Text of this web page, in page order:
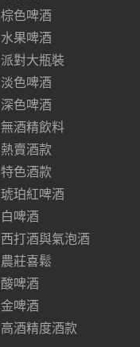
棕色啤酒
水果啤酒
派對大瓶裝
淡色啤酒
深色啤酒
無酒精飲料
熱賣酒款
特色酒款
琥珀紅啤酒
白啤酒
西打酒與氣泡酒
農莊喜鬆
酸啤酒
金啤酒
高酒精度酒款